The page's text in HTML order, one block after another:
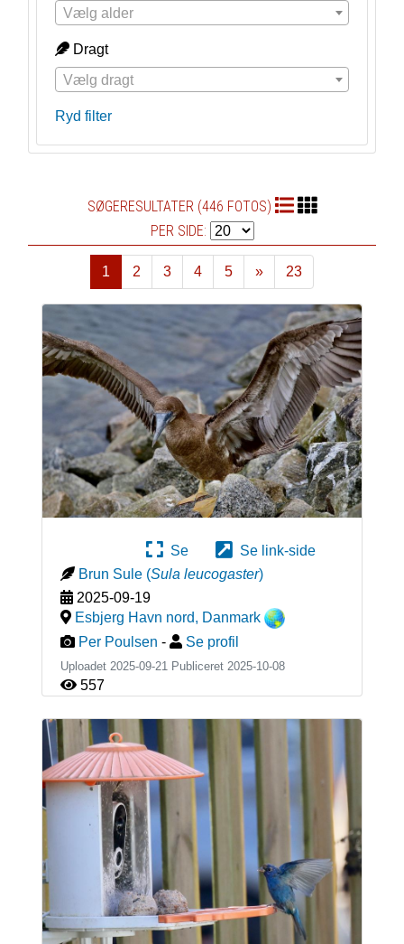
Vælg alder
Dragt
Vælg dragt
Ryd filter
SØGERESULTATER (446 FOTOS)
PER SIDE:
1 2 3 4 5
»
Næste
23
Se
Se link-side
Brun Sule (Sula leucogaster)
2025-09-19
Esbjerg Havn nord, Danmark
Per Poulsen - Se profil
Uploadet 2025-09-21 Publiceret 2025-10-08
557